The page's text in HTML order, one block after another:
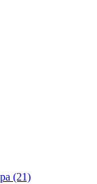
(21)